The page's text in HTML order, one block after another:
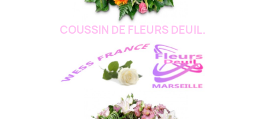
COUSSIN DE FLEURS DEUIL.